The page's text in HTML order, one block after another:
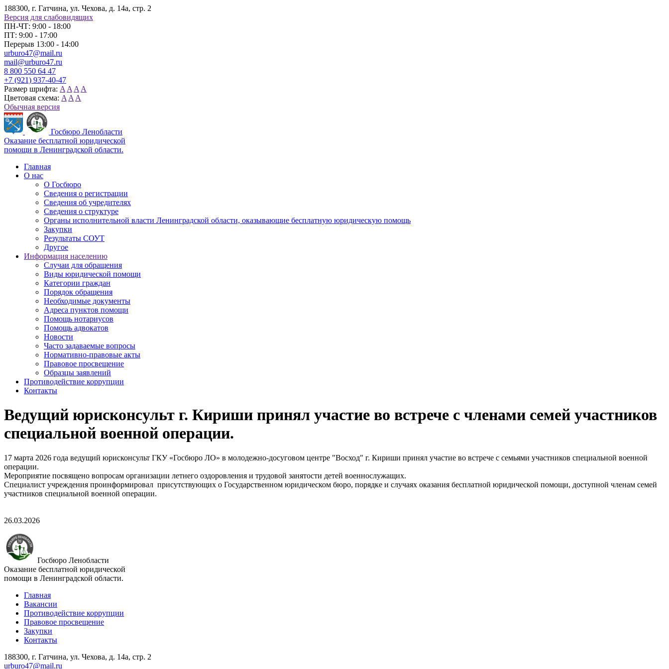
188300, г. Гатчина, ул. Чехова, д. 14а, стр. 2
Версия для слабовидящих
ПН-ЧТ: 9:00 - 18:00
ПТ: 9:00 - 17:00
Перерыв 13:00 - 14:00
urburo47@mail.ru
mail@urburo47.ru
8 800 550 64 47
+7 (921) 937-40-47
Размер шрифта: A A A A
Цветовая схема: A A A
Обычная версия
Госбюро Ленобласти
Оказание бесплатной юридической
помощи в Ленинградской области.
Главная
О нас
О Госбюро
Сведения о регистрации
Сведения об учредителях
Сведения о структуре
Органы исполнительной власти Ленинградской области, оказывающие бесплатную юридическую помощь
Закупки
Результаты СОУТ
Другое
Информация населению
Случаи для обращения
Виды юридической помощи
Категории граждан
Порядок обращения
Необходимые документы
Адреса пунктов помощи
Помощь нотариусов
Помощь адвокатов
Новости
Часто задаваемые вопросы
Нормативно-правовые акты
Правовое просвещение
Образцы заявлений
Противодействие коррупции
Контакты
Ведущий юрисконсульт г. Кириши принял участие во встрече с членами семей участников
специальной военной операции.
17 марта 2026 года ведущий юрисконсульт ГКУ «Госбюро ЛО» в молодежно-досуговом центре "Восход" г. Кириши принял участие во встрече с семьями участников специальной военной
операции.
Мероприятие посвящено вопросам организации летнего оздоровления и трудовой занятости детей военнослужащих.
Специалист учреждения проинформировал присутствующих о Государственном юридическом бюро, порядке и случаях оказания бесплатной юридической помощи, доступной членам семей
участников специальной военной операции.
26.03.2026
Госбюро Ленобласти
Оказание бесплатной юридической
помощи в Ленинградской области.
Главная
Вакансии
Противодействие коррупции
Правовое просвещение
Закупки
Контакты
188300, г. Гатчина, ул. Чехова, д. 14а, стр. 2
urburo47@mail.ru